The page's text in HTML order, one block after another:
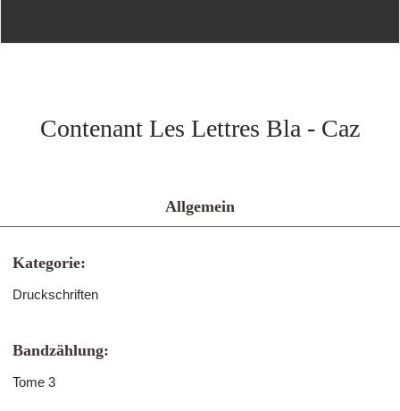
Contenant Les Lettres Bla - Caz
Allgemein
Kategorie:
Druckschriften
Bandzählung:
Tome 3